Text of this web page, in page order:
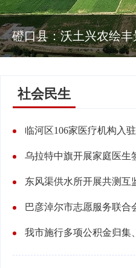
磴口县：沃土兴农绘
社会民生
乌拉特中旗开展家庭医生
东风渠供水所开展共测互